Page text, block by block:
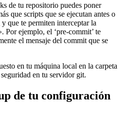
de tu repositorio puedes poner
que scripts que se ejecutan antes o
que te permiten interceptar la
Por ejemplo, el ‘pre-commit’ te
el mensaje del commit que se
en tu máquina local en la carpeta
en tu servidor git.
de tu configuración